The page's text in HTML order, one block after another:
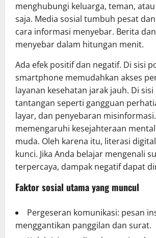
menghubungi keluarga, teman,
saja. Media sosial tumbuh pesat
cara informasi menyebar. Berita
menyebar dalam hitungan menit.
Ada efek positif dan negatif. Di sisi
smartphone memudahkan akses
layanan kesehatan jarak jauh. Di sisi
tantangan seperti gangguan
layar, dan penyebaran
memengaruhi kesejahteraan
muda. Oleh karena itu, literasi
kunci. Jika Anda belajar mengenali
terpercaya, dampak negatif dapat
Faktor sosial utama yang muncul
Pergeseran komunikasi: pesan
menggantikan panggilan dan surat.